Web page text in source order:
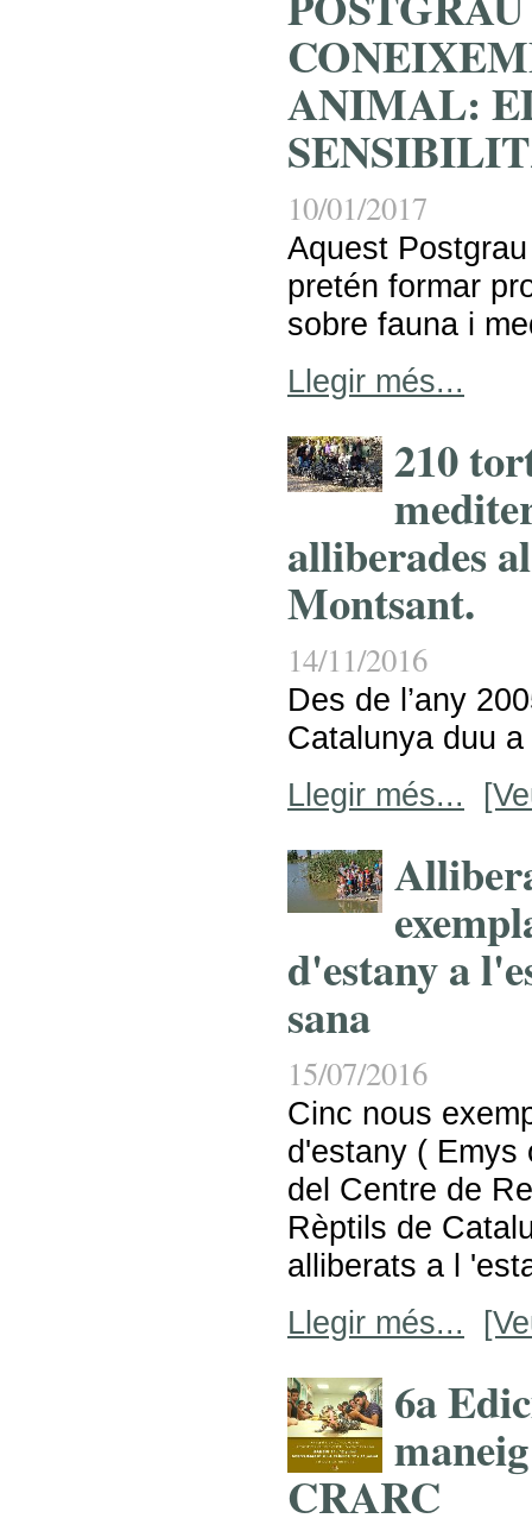
ANIMAL:
10/01/2017
Aquest
pretén formar
sobre fauna i
Llegir més...
210
alliberades
Montsant.
14/11/2016
Des de l’any
Catalunya duu
Llegir més...
d'estany a
sana
15/07/2016
Cinc nous
d'estany ( Emys
del Centre de
Rèptils de
alliberats a l
Llegir més...
6a
CRARC